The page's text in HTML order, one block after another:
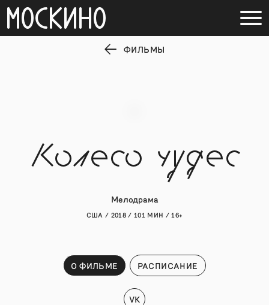
ФИЛЬМЫ
Колесо чудес
Мелодрама
США / 2018 / 101 МИН / 16+
О ФИЛЬМЕ РАСПИСАНИЕ
VK